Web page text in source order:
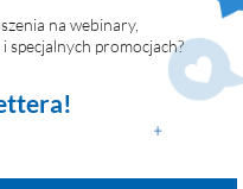
na webinary,
specjalnych promocjach?